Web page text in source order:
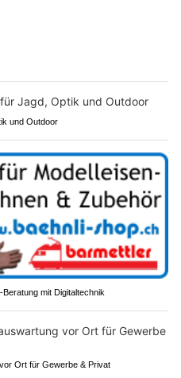
und Outdoor
mit Digitaltechnik
Ort für Gewerbe & Privat